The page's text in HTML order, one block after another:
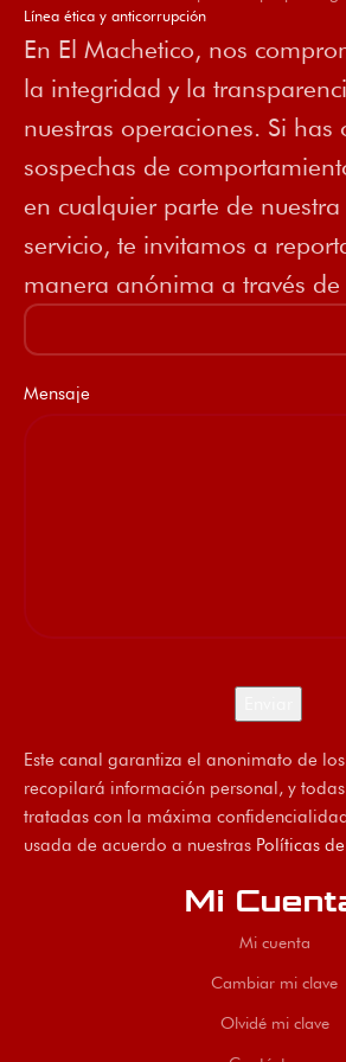
Línea ética y anticorrupción
En El Machetico, nos
la integridad y la
nuestras operaciones. Si has
sospechas de
en cualquier parte de
servicio, te invitamos a
manera anónima a través de
Mensaje
Este canal garantiza el anonimato de
recopilará información personal, y
tratadas con la máxima
usada de acuerdo a nuestras Políticas
Mi
Mi cuenta
Cambiar mi clave
Olvidé mi clave